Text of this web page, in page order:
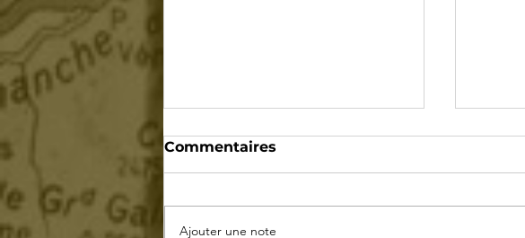
Commentaires
Ajouter une note